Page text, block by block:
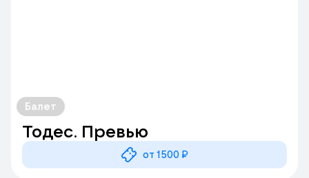
Балет
Тодес. Превью
от 1500 ₽